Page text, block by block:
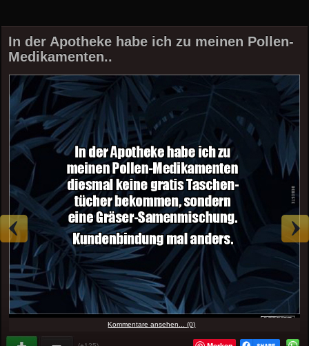
In der Apotheke habe ich zu meinen Pollen-
Medikamenten..
Kommentare ansehen... (0)